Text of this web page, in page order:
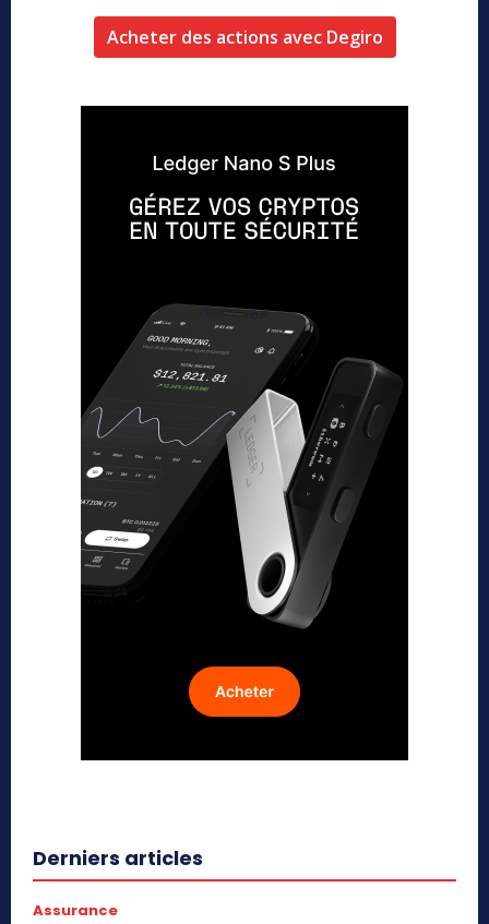
Acheter des actions avec Degiro
Derniers articles
Assurance